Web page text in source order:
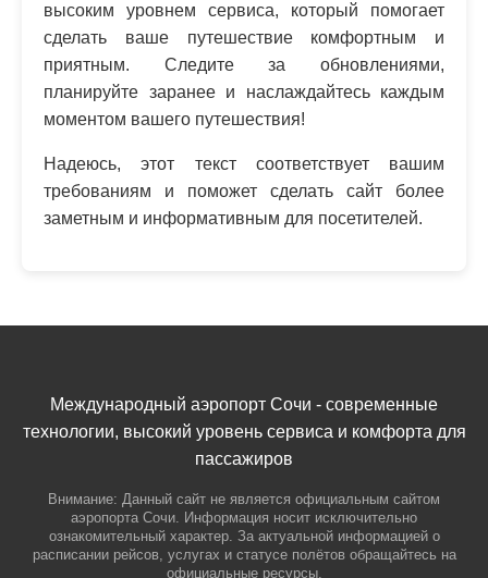
высоким уровнем сервиса, который помогает
сделать ваше путешествие комфортным и
приятным. Следите за обновлениями,
планируйте заранее и наслаждайтесь каждым
моментом вашего путешествия!
Надеюсь, этот текст соответствует вашим
требованиям и поможет сделать сайт более
заметным и информативным для посетителей.
Международный аэропорт Сочи - современные
технологии, высокий уровень сервиса и комфорта для
пассажиров
Внимание: Данный сайт не является официальным сайтом
аэропорта Сочи. Информация носит исключительно
ознакомительный характер. За актуальной информацией о
расписании рейсов, услугах и статусе полётов обращайтесь на
официальные ресурсы.